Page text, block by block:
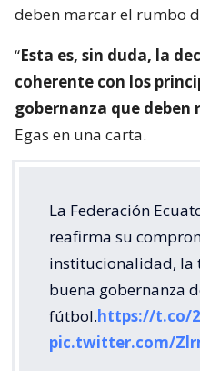
deben marcar el rumbo
“Esta es, sin duda, la
coherente con los
gobernanza que deben
Egas en una carta.
La Federación
reafirma su
institucionalidad, la
buena gobernanza
fútbol.https://t.co/
pic.twitter.com/